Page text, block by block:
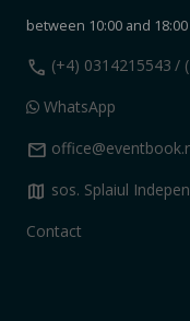
between 10:00 and 18:00
call (+4) 0314215543 /
WhatsApp
mail
map sos. Splaiul
Contact